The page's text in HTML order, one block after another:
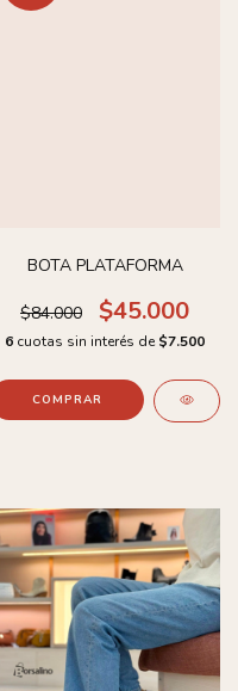
BOTA PLATAFORMA
$84.000 $45.000
6 cuotas sin interés de $7.500
COMPRAR